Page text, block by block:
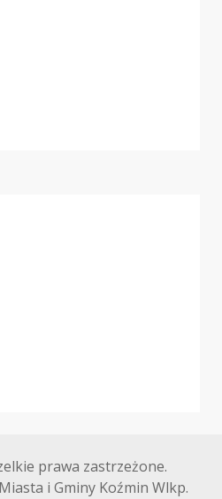
prawa zastrzeżone.
i Gminy Koźmin Wlkp.